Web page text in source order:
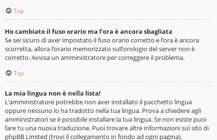
Top
Ho cambiato il fuso orario ma l’ora è ancora sbagliata
Se sei sicuro di aver impostato il fuso orario corretto e l’ora è ancora
scorretta, allora l’orario memorizzato sull’orologio del server non è
corretto. Avvisa un amministratore per correggere il problema.
Top
La mia lingua non è nella lista!
L’amministratore potrebbe non aver installato il pacchetto lingua
oppure nessuno lo ha tradotto nella tua lingua. Prova a chiedere agli
amministratori se è possibile installare la tua lingua. Se non esiste puoi
fare tu una nuova traduzione. Puoi trovare altre informazioni sul sito di
phpBB Limited (trovi il collegamento in fondo ad ogni pagina).